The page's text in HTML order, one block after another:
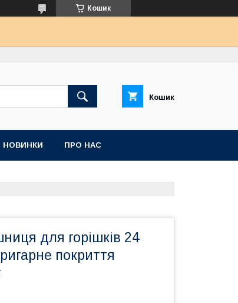
Кошик
Кошик
НОВИНКИ ПРО НАС
для горішків 24
покриття